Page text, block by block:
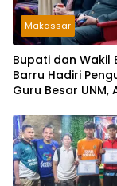
Makassar
Bupati dan Wakil
Barru Hadiri
Guru Besar UNM,
Hasan